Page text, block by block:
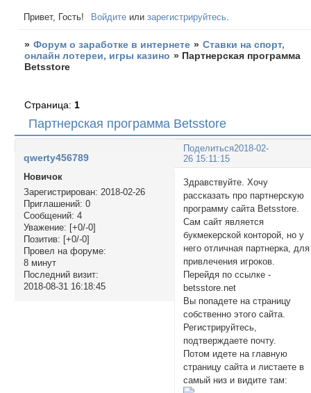
Привет, Гость! Войдите илизарегистрируйтесь
» Форум о заработке в интернете » Ставки на спорт,
онлайн лотереи, игры казино » Партнерская программа
Betsstore
Партнерская программа Betsstore
Страница: 1
Поделиться2018-02-
26 15:11:15
qwerty456789
Новичок
Зарегистрирован: 2018-02-26
Приглашений: 0
Сообщений: 4
Уважение: [+0/-0]
Позитив: [+0/-0]
Провел на форуме:
8 минут
Последний визит:
2018-08-31 16:18:45
Здравствуйте. Хочу
рассказать про партнерскую
программу сайта Betsstore.
Сам сайт является
букмекерской конторой, но у
него отличная партнерка, для
привлечения игроков.
Перейдя по ссылке -
betsstore.net
Вы попадете на страницу
собственно этого сайта.
Регистрируйтесь,
подтверждаете почту.
Потом идете на главную
страницу сайта и листаете в
самый низ и видите там: